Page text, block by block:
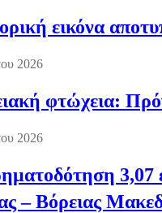
εικόνα
2026
φτώχεια:
2026
3,07
– Βόρειας